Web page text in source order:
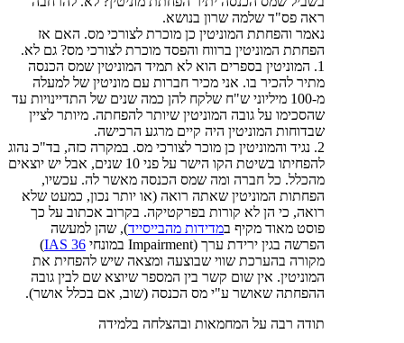
ראה פס"ד שלמה שרון בנושא.
נאמר והפחתת המוניטין כן מוכרת לצורכי מס. האם אז
הפחתת המוניטין ברווח והפסד מוכרת לצורכי מס? גם לא.
1. המוניטין בספרים הוא לא תמיד המוניטין שמס הכנסה
מתיר להכיר בו. אני מכיר חברות עם מוניטין של למעלה
מ-100 מיליוני ש"ח שלקח להן כמה שנים של התדיינויות עד
שהסכימו על גובה המוניטין שיותר להפחתה. מיותר לציין
שבדוחות המוניטין היה קיים מרגע הרכישה.
2. נגיד והמוניטין כן מוכר לצורכי מס. במקרה כזה, בד"כ נהוג
להפחיתו בשיטת הקו הישר על פני 10 שנים, אבל יש יוצאים
מהכלל. כל חברה ומה שמס הכנסה מאשר לה. עכשיו,
הפחתות המוניטין שאתה רואה (או יותר נכון, כמעט שלא
רואה, כי הן לא קורות בפרקטיקה. בקרוב אכתוב על כך
פוסט מאוד מקיף במדידות מהבייסייד), שהן למעשה
הפרשה בגין ירידת ערך (Impairment במונחי
IAS 36
)
מקורה בהערכת שווי שבוצעה ומצאה שיש להפחית את
המוניטין. אין שום קשר בין המספר שיוצא שם לבין גובה
ההפחתה שאושר ע"י מס הכנסה (שוב, אם בכלל אושר).
תודה רבה על המחמאות ובהצלחה בלמידה